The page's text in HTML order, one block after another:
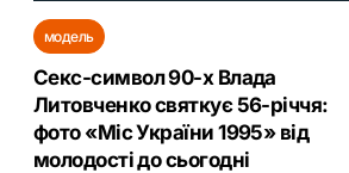
модель
Секс-символ 90-х Влада
Литовченко святкує 56-річчя:
фото «Міс України 1995» від
молодості до сьогодні